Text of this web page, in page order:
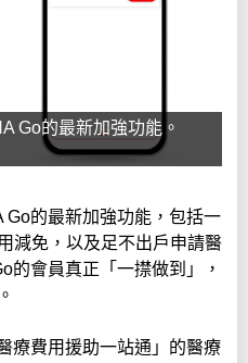
Go的最新加強功能。
的最新加強功能，包括一
減免，以及足不出戶申請醫
的會員真正「一㩒做到」，
療費用援助一站通」的醫療